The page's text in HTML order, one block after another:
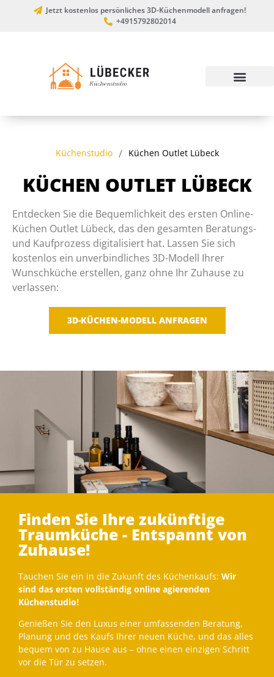
Jetzt kostenlos persönliches 3D-Küchenmodell anfragen!
+4915792802014
Küchenstudio / Küchen Outlet Lübeck
KÜCHEN OUTLET LÜBECK
Entdecken Sie die Bequemlichkeit des ersten Online-
Küchen Outlet Lübeck, das den gesamten Beratungs-
und Kaufprozess digitalisiert hat. Lassen Sie sich
kostenlos ein unverbindliches 3D-Modell Ihrer
Wunschküche erstellen, ganz ohne Ihr Zuhause zu
verlassen:
3D-KÜCHEN-MODELL ANFRAGEN
Finden Sie Ihre zukünftige
Traumküche - Entspannt von
Zuhause!
Tauchen Sie ein in die Zukunft des Küchenkaufs: Wir
sind das ersten vollständig online agierenden
Küchenstudio!
Genießen Sie den Luxus einer umfassenden Beratung,
Planung und des Kaufs Ihrer neuen Küche, und das alles
bequem von zu Hause aus – ohne einen einzigen Schritt
vor die Tür zu setzen.